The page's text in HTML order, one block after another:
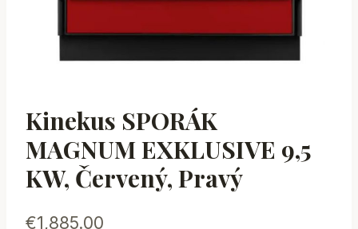
Kinekus SPORÁK
MAGNUM EXKLUSIVE 9,5
KW, Červený, Pravý
€1,885.00